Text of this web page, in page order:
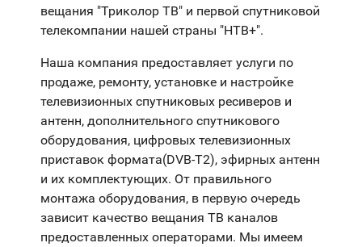
вещания "Триколор ТВ" и первой спутниковой
телекомпании нашей страны "НТВ+".
Наша компания предоставляет услуги по
продаже, ремонту, установке и настройке
телевизионных спутниковых ресиверов и
антенн, дополнительного спутникового
оборудования, цифровых телевизионных
приставок формата(DVB-T2), эфирных антенн
и их комплектующих. От правильного
монтажа оборудования, в первую очередь
зависит качество вещания ТВ каналов
предоставленных операторами. Мы имеем